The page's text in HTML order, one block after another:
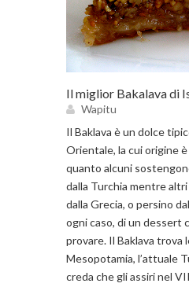
Il miglior Bakalava di
Wapitu
Il Baklava è un dolce
Orientale, la cui origine
quanto alcuni
dalla Turchia mentre
dalla Grecia, o persino
ogni caso, di un dessert
provare. Il Baklava trova
Mesopotamia, l’attuale
creda che gli assiri nel